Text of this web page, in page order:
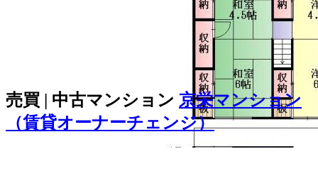
売買 | 中古マンション 京栄マンション
（賃貸オーナーチェンジ）